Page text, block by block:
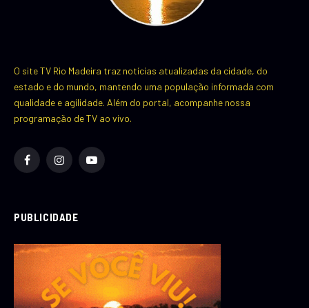
O site TV Rio Madeira traz notícias atualizadas da cidade, do
estado e do mundo, mantendo uma população informada com
qualidade e agilidade. Além do portal, acompanhe nossa
programação de TV ao vivo.
FacebookInstagramYouTube
PUBLICIDADE